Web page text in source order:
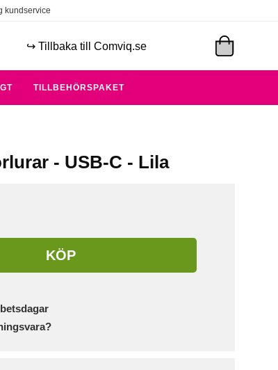
kundservice
↪️ Tillbaka till Comviq.se
TILLBEHÖRSPAKET
- USB-C - Lila
KÖP